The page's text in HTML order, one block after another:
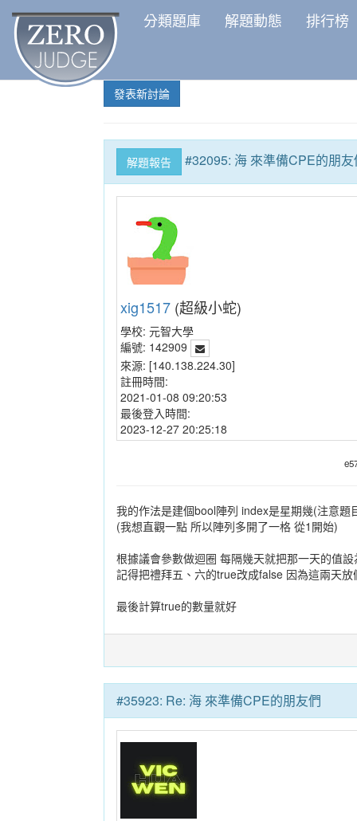
分類題庫 解題動態 排行榜
發表新討論
解題報告 #32095: 海 來準備CPE的朋友
xig1517 (超級小蛇)
學校: 元智大學
編號: 142909
來源: [140.138.224.30]
註冊時間:
2021-01-08 09:20:53
最後登入時間:
2023-12-27 20:25:18
我的作法是建個bool陣列 index是星期幾(注意題
(我想直觀一點 所以陣列多開了一格 從1開始)
根據議會參數做迴圈 每隔幾天就把那一天的值
記得把禮拜五、六的true改成false 因為這兩天放
最後計算true的數量就好
#35923: Re: 海 來準備CPE的朋友們